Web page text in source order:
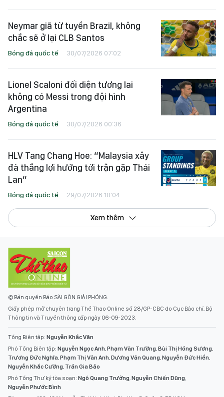
Neymar giã từ tuyển Brazil, không
chắc sẽ ở lại CLB Santos
Bóng đá quốc tế 30/07/2026 07:02
Lionel Scaloni đối diện tương lai
không có Messi trong đội hình
Argentina
Bóng đá quốc tế 30/07/2026 00:36
HLV Tang Chang Hoe: “Malaysia xây
đà thắng lợi hướng tới trận gặp Thái
Lan”
Bóng đá quốc tế 29/07/2026 10:04
Xem thêm
© Bản quyền Báo SÀI GÒN GIẢI PHÓNG.
Giấy phép mở chuyên trang Thể Thao Online số 28/GP-CBC do Cục Báo chí, Bộ
Thông tin và Truyền thông cấp ngày 06-09-2023.
Tổng Biên tập: Nguyễn Khắc Văn
Phó Tổng Biên tập: Nguyễn Ngọc Anh Phạm Văn Trường Bùi Thị Hồng Sương
Trương Đức Nghĩa Phạm Thị Vân Anh Dương Văn Quang Nguyễn Đức Hiển
Nguyễn Khắc Cường Trần Gia Bảo
Phó Tổng Thư ký tòa soạn: Ngô Quang Trưởng Nguyễn Chiến Dũng
Nguyễn Phước Bình